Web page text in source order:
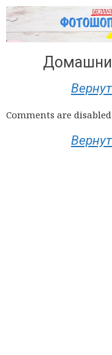
Comments are disabled